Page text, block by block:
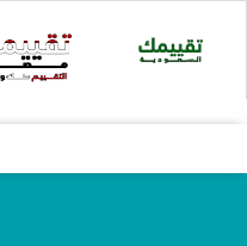
تخطي
المحتوى